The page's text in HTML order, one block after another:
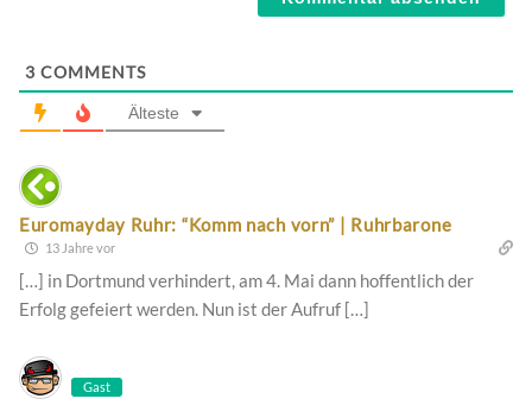
3 COMMENTS
Älteste
Euromayday Ruhr: “Komm nach vorn” | Ruhrbarone
13 Jahre vor
[…] in Dortmund verhindert, am 4. Mai dann hoffentlich der
Erfolg gefeiert werden. Nun ist der Aufruf […]
Gast